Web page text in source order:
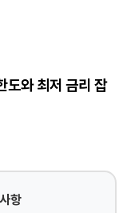
도와 최저 금리 잡
항